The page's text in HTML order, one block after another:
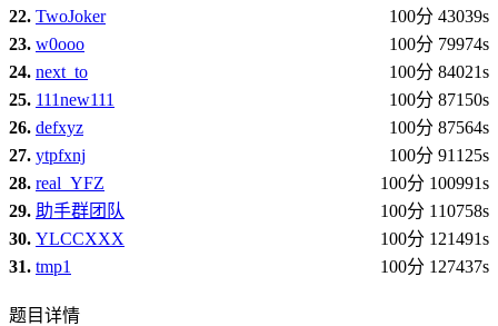
22. TwoJoker
100分 43039s
23. w0ooo
100分 79974s
24. next_to
100分 84021s
25. 111new111
100分 87150s
26. defxyz
100分 87564s
27. ytpfxnj
100分 91125s
28. real_YFZ
100分 100991s
29. 助手群团队
100分 110758s
30. YLCCXXX
100分 121491s
31. tmp1 100分 127437s
题目详情